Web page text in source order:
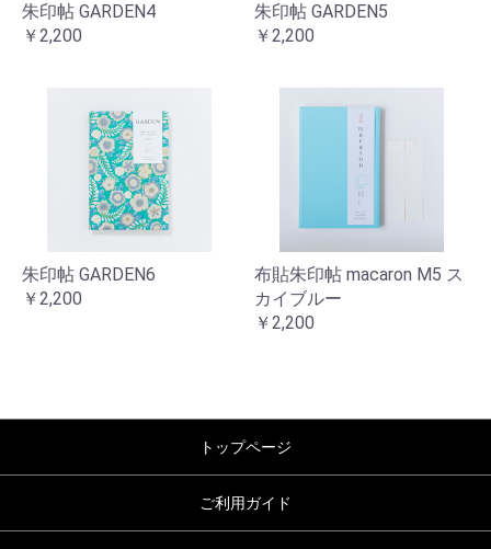
朱印帖 GARDEN4
￥2,200
朱印帖 GARDEN5
￥2,200
朱印帖 GARDEN6
￥2,200
布貼朱印帖 macaron M5 ス
カイブルー
￥2,200
トップページ
ご利用ガイド